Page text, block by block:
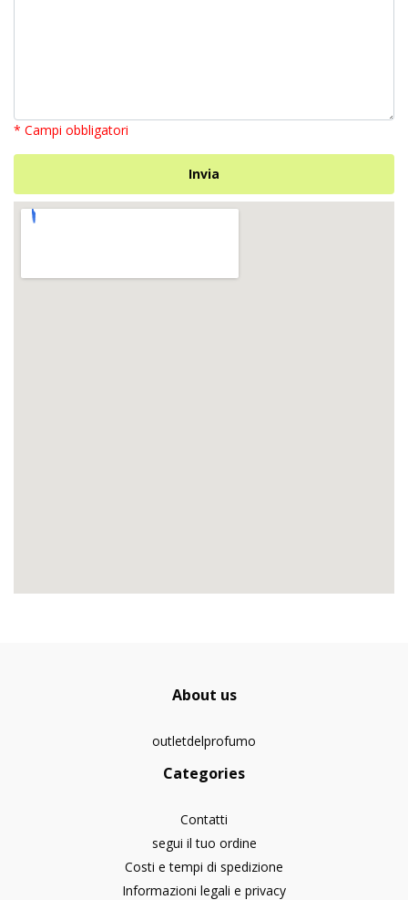
* Campi obbligatori
About us
outletdelprofumo
Categories
Contatti
segui il tuo ordine
Costi e tempi di spedizione
Informazioni legali e privacy